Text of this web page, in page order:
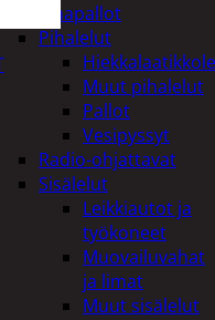
Ilmapallot
Pihalelut
Muut pihalelut
Pallot
Vesipyssyt
Radio-ohjattavat
Sisälelut
Leikkiautot ja
työkoneet
Muovailuvahat
ja limat
Muut sisälelut